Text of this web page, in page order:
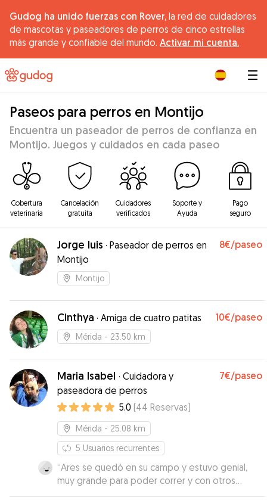
Gudog ha unido fuerzas con Rover, la red de cuidadores
de mascotas y paseadores de perros de cinco estrellas
más grande y confiable del mundo. Activar mi cuenta.
Paseos para perros en Montijo
Encuentra un paseador de perros de confianza en
Montijo. Juegos y cuidados en cada paseo
Cobertura
veterinaria
Cancelación
gratuita
Cuidadores
verificados
Soporte y
Ayuda
Pago
seguro
Jorge luis · Paseador de perros en
Montijo
8€/paseo
Montijo
Cinthya · Amiga de cuatro patitas 10€/paseo
Mérida - 23.50 km
Maria Isabel · Cuidadora y
paseadora de perros
7€/paseo
5.0 (44 Reservas)
Mérida - 25.08 km
5 Usuarios recurrentes
“Ares se quedó en su campo y estuvo genial,
muy grande para poder correr y con otros
perros para que jugase, llegó cansadito a casa,